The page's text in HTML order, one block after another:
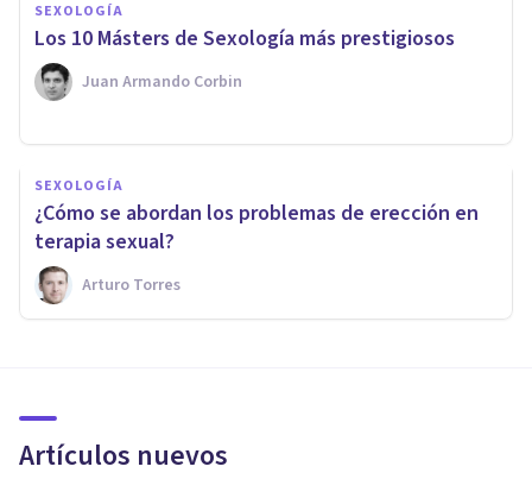
SEXOLOGÍA
Los 10 Másters de Sexología más prestigiosos
Juan Armando Corbin
SEXOLOGÍA
¿Cómo se abordan los problemas de erección en
terapia sexual?
Arturo Torres
Artículos nuevos